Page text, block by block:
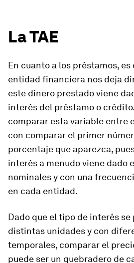
La TAE
En cuanto a los préstamos, es
entidad financiera nos deja
este dinero prestado viene
interés del préstamo o
comparar esta variable entre
con comparar el primer
porcentaje que aparezca,
interés a menudo viene dado
nominales y con una
en cada entidad.
Dado que el tipo de interés se
distintas unidades y con
temporales, comparar el
puede ser un quebradero de